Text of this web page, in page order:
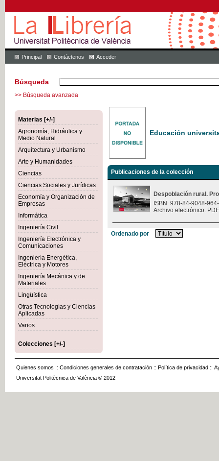
Principal Contáctenos Acceder
Búsqueda
>> Búsqueda avanzada
Materias [+/-]
Agronomía, Hidráulica y
Medio Natural
Arquitectura y Urbanismo
Arte y Humanidades
Ciencias
Ciencias Sociales y Jurídicas
Economía y Organización de
Empresas
Informática
Ingeniería Civil
Ingeniería Electrónica y
Comunicaciones
Ingeniería Energética,
Eléctrica y Motores
Ingeniería Mecánica y de
Materiales
Lingüística
Otras Tecnologías y Ciencias
Aplicadas
Varios
Colecciones [+/-]
Educación
Publicaciones de la colección
Despoblación rural.
ISBN: 978-84-9048-
Archivo electrónico.
Ordenado por
Quienes somos :: Condiciones generales de contratación :: Política de privacidad ::
Universitat Politècnica de València © 2012